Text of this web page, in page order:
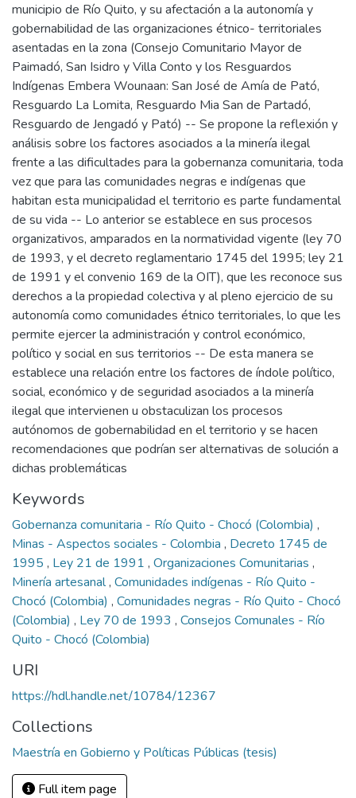
municipio de Río Quito, y su afectación a la autonomía y
gobernabilidad de las organizaciones étnico- territoriales
asentadas en la zona (Consejo Comunitario Mayor de
Paimadó, San Isidro y Villa Conto y los Resguardos
Indígenas Embera Wounaan: San José de Amía de Pató,
Resguardo La Lomita, Resguardo Mia San de Partadó,
Resguardo de Jengadó y Pató) -- Se propone la reflexión y
análisis sobre los factores asociados a la minería ilegal
frente a las dificultades para la gobernanza comunitaria, toda
vez que para las comunidades negras e indígenas que
habitan esta municipalidad el territorio es parte fundamental
de su vida -- Lo anterior se establece en sus procesos
organizativos, amparados en la normatividad vigente (ley 70
de 1993, y el decreto reglamentario 1745 del 1995; ley 21
de 1991 y el convenio 169 de la OIT), que les reconoce sus
derechos a la propiedad colectiva y al pleno ejercicio de su
autonomía como comunidades étnico territoriales, lo que les
permite ejercer la administración y control económico,
político y social en sus territorios -- De esta manera se
establece una relación entre los factores de índole político,
social, económico y de seguridad asociados a la minería
ilegal que intervienen u obstaculizan los procesos
autónomos de gobernabilidad en el territorio y se hacen
recomendaciones que podrían ser alternativas de solución a
dichas problemáticas
Keywords
Gobernanza comunitaria - Río Quito - Chocó (Colombia) ,
Minas - Aspectos sociales - Colombia , Decreto 1745 de
1995 , Ley 21 de 1991 , Organizaciones Comunitarias ,
Minería artesanal, Comunidades indígenas - Río Quito -
Chocó (Colombia) , Comunidades negras - Río Quito - Chocó
(Colombia) , Ley 70 de 1993 , Consejos Comunales - Río
Quito - Chocó (Colombia)
URI
https://hdl.handle.net/10784/12367
Collections
Maestría en Gobierno y Políticas Públicas (tesis)
Full item page